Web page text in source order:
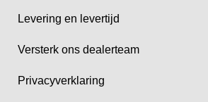
Levering en levertijd
Versterk ons dealerteam
Privacyverklaring